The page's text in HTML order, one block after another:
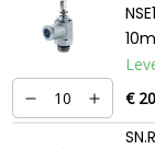
€